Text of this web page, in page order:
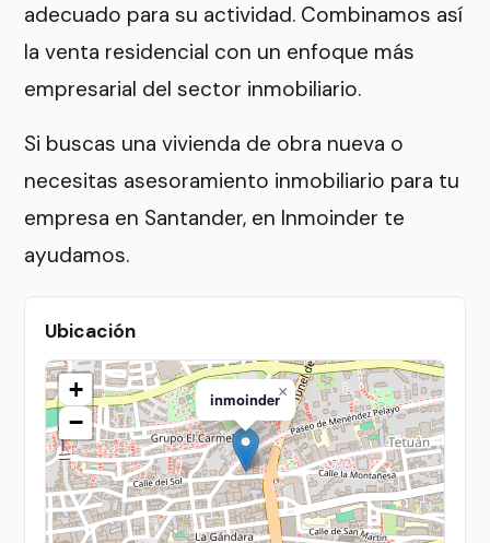
adecuado para su actividad. Combinamos así
la venta residencial con un enfoque más
empresarial del sector inmobiliario.
Si buscas una vivienda de obra nueva o
necesitas asesoramiento inmobiliario para tu
empresa en Santander, en Inmoinder te
ayudamos.
Ubicación
inmoinder×
+
−